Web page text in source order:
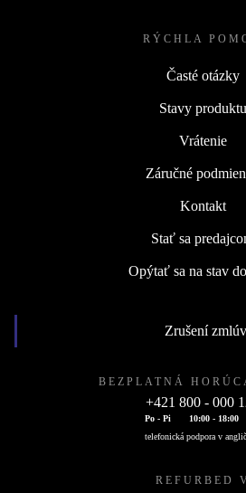
RÝCHLA
Časté otázky
Stavy produktu
Vrátenie
Záručné
Kontakt
Stať sa
Opýtať sa na stav
Zrušení zmlúv
BEZPLATNÁ
+421 800 - 000
Po - Pi
10:00 - 18:00
telefonická podpora v
REFURBED